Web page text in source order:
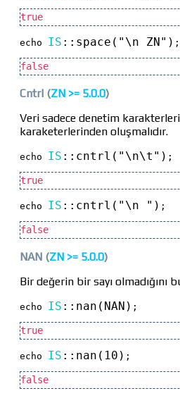
true
echo IS :: space("\n ZN") ;
false
Cntrl (ZN >= 5.0.0)
Veri sadece denetim
karaketerlerinden oluşmalıdır.
echo IS :: cntrl("\n\t") ;
true
echo IS :: cntrl("\n ") ;
false
NAN (ZN >= 5.0.0)
Bir değerin bir sayı olmadığını
echo IS :: nan(NAN) ;
true
echo IS :: nan(10) ;
false